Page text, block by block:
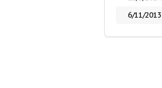
6/11/2013